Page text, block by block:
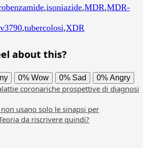
,isoniazide,MDR,MDR-
,tubercolosi,XDR
about this?
0% Wow 0% Sad 0% Angry
coronariche prospettive di diagnosi
usano solo le sinapsi per
da riscrivere quindi?